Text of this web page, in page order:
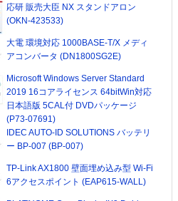
応研 販売大臣 NX スタンドアロン
(OKN-423533)
大電 環境対応 1000BASE-T/X メディ
アコンバータ (DN1800SG2E)
Microsoft Windows Server Standard
2019 16コアライセンス 64bitWin対応
日本語版 5CAL付 DVDパッケージ
(P73-07691)
IDEC AUTO-ID SOLUTIONS バッテリ
ー BP-007 (BP-007)
TP-Link AX1800 壁面埋め込み型 Wi-Fi
6アクセスポイント (EAP615-WALL)